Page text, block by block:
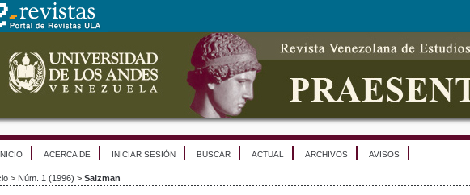
ACERCA DE INICIAR SESIÓN BUSCAR ACTUAL ARCHIVOS AVISOS
> Núm. 1 (1996) > Salzman